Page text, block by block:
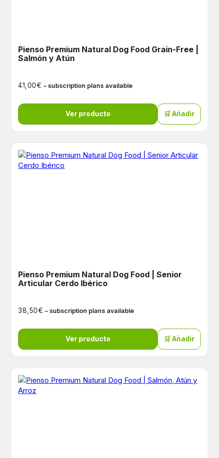
Pienso Premium Natural Dog Food Grain-Free |
Salmón y Atún
41,00€ – subscription plans available
Ver producto 🛒 Añadir
Pienso Premium Natural Dog Food | Senior
Articular Cerdo Ibérico
38,50€ – subscription plans available
Ver producto 🛒 Añadir